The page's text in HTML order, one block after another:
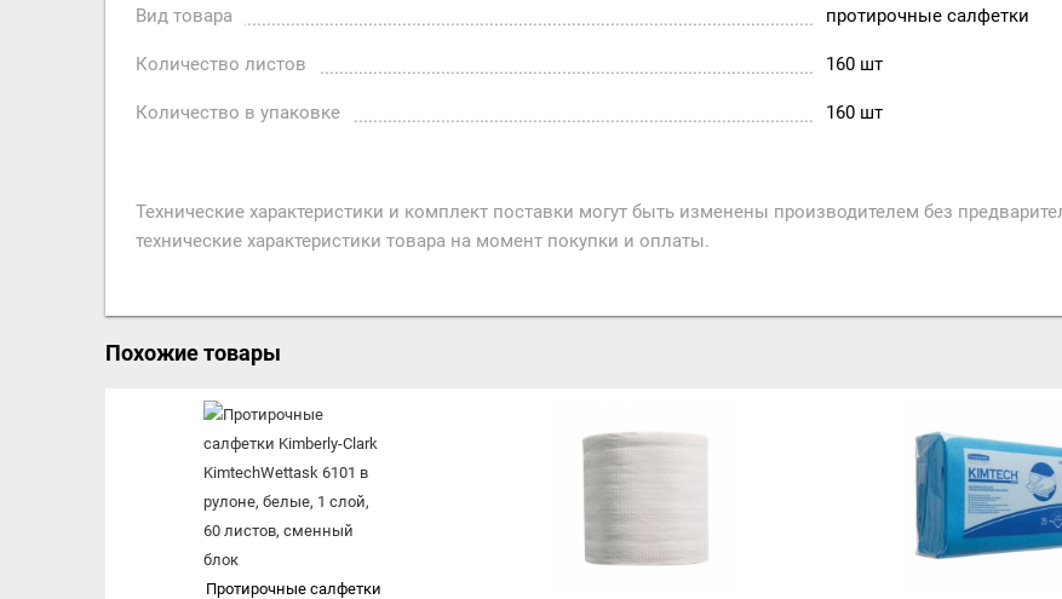
Вид товара протирочные салфетки
Количество листов 160 шт
Количество в упаковке 160 шт
Технические характеристики и комплект поставки могут быть изменены производителем без
технические характеристики товара на момент покупки и оплаты.
Похожие товары
Протирочные салфетки